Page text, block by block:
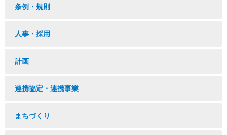
条例・規則
人事・採用
計画
連携協定・連携事業
まちづくり